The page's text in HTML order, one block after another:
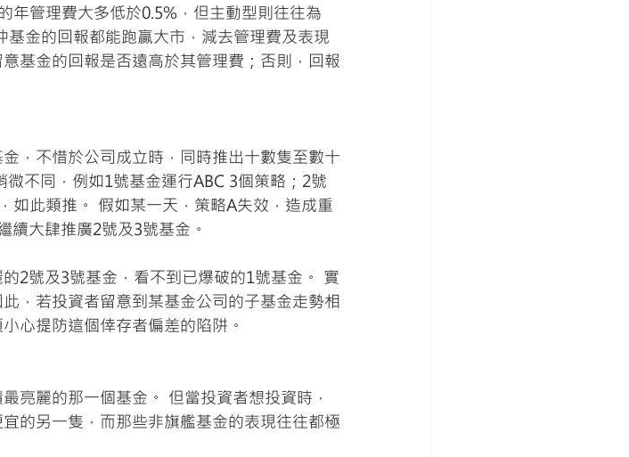
年管理費大多低於0.5%，但主動型則往往為
金的回報都能跑贏大市，減去管理費及表現
基金的回報是否遠高於其管理費；否則，回報
，不惜於公司成立時，同時推出十數隻至數十
不同，例如1號基金運行ABC 3個策略；2號
如此類推。 假如某一天，策略A失效，造成重
續大肆推廣2號及3號基金。
2號及3號基金，看不到已爆破的1號基金。 實
，若投資者留意到某基金公司的子基金走勢相
心提防這個倖存者偏差的陷阱。
亮麗的那一個基金。 但當投資者想投資時，
的另一隻，而那些非旗艦基金的表現往往都極